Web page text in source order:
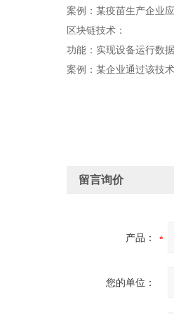
案例：某疫苗生产企业
区块链技术：
功能：实现设备运行数
案例：某企业通过该技
留言询价
产品：
您的单位：